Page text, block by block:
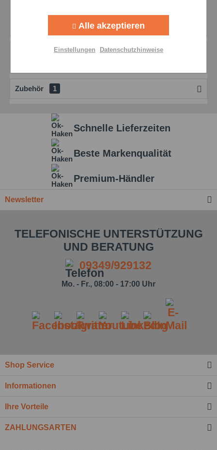
Ich habe die
Felder mit * sind Pflichtfelder.
Nachricht senden
Basis eines synthetischen Esteröls und...
Bewertungen
0
Zubehör 1
Schnelle Lieferzeiten
Beste Markenqualität
Premium-Händler
Newsletter
TELEFONISCHE UNTERSTÜTZUNG
UND BERATUNG
09349/929132
Mo. - Fr., 08:00 - 17:00 Uhr
Shop Service
Informationen
Ihre Vorteile
ZAHLUNGSARTEN
Personalisierung Aktiv
Alle akzeptieren
Einstellungen Datenschutzhinweise